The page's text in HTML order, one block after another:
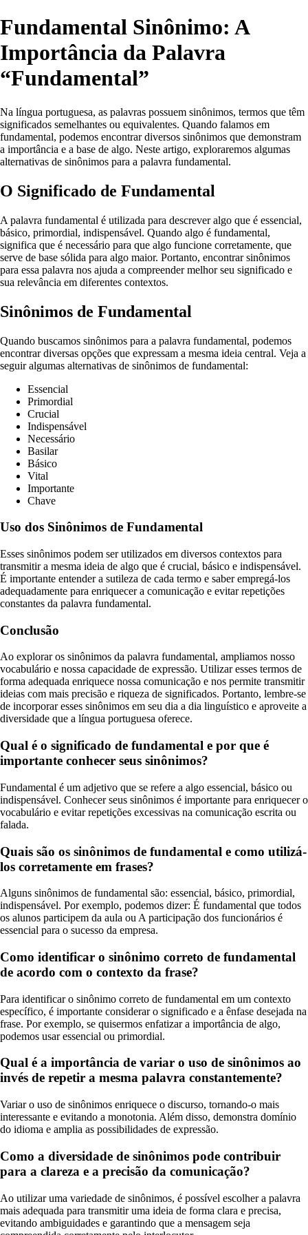
Fundamental Sinônimo: A
Importância da Palavra
“Fundamental”
Na língua portuguesa, as palavras possuem sinônimos, termos que têm
significados semelhantes ou equivalentes. Quando falamos em
fundamental, podemos encontrar diversos sinônimos que demonstram
a importância e a base de algo. Neste artigo, exploraremos algumas
alternativas de sinônimos para a palavra fundamental.
O Significado de Fundamental
A palavra fundamental é utilizada para descrever algo que é essencial,
básico, primordial, indispensável. Quando algo é fundamental,
significa que é necessário para que algo funcione corretamente, que
serve de base sólida para algo maior. Portanto, encontrar sinônimos
para essa palavra nos ajuda a compreender melhor seu significado e
sua relevância em diferentes contextos.
Sinônimos de Fundamental
Quando buscamos sinônimos para a palavra fundamental, podemos
encontrar diversas opções que expressam a mesma ideia central. Veja a
seguir algumas alternativas de sinônimos de fundamental:
Essencial
Primordial
Crucial
Indispensável
Necessário
Basilar
Básico
Vital
Importante
Chave
Uso dos Sinônimos de Fundamental
Esses sinônimos podem ser utilizados em diversos contextos para
transmitir a mesma ideia de algo que é crucial, básico e indispensável.
É importante entender a sutileza de cada termo e saber empregá-los
adequadamente para enriquecer a comunicação e evitar repetições
constantes da palavra fundamental.
Conclusão
Ao explorar os sinônimos da palavra fundamental, ampliamos nosso
vocabulário e nossa capacidade de expressão. Utilizar esses termos de
forma adequada enriquece nossa comunicação e nos permite transmitir
ideias com mais precisão e riqueza de significados. Portanto, lembre-se
de incorporar esses sinônimos em seu dia a dia linguístico e aproveite a
diversidade que a língua portuguesa oferece.
Qual é o significado de fundamental e por que é
importante conhecer seus sinônimos?
Fundamental é um adjetivo que se refere a algo essencial, básico ou
indispensável. Conhecer seus sinônimos é importante para enriquecer o
vocabulário e evitar repetições excessivas na comunicação escrita ou
falada.
Quais são os sinônimos de fundamental e como utilizá-
los corretamente em frases?
Alguns sinônimos de fundamental são: essencial, básico, primordial,
indispensável. Por exemplo, podemos dizer: É fundamental que todos
os alunos participem da aula ou A participação dos funcionários é
essencial para o sucesso da empresa.
Como identificar o sinônimo correto de fundamental
de acordo com o contexto da frase?
Para identificar o sinônimo correto de fundamental em um contexto
específico, é importante considerar o significado e a ênfase desejada na
frase. Por exemplo, se quisermos enfatizar a importância de algo,
podemos usar essencial ou primordial.
Qual é a importância de variar o uso de sinônimos ao
invés de repetir a mesma palavra constantemente?
Variar o uso de sinônimos enriquece o discurso, tornando-o mais
interessante e evitando a monotonia. Além disso, demonstra domínio
do idioma e amplia as possibilidades de expressão.
Como a diversidade de sinônimos pode contribuir
para a clareza e a precisão da comunicação?
Ao utilizar uma variedade de sinônimos, é possível escolher a palavra
mais adequada para transmitir uma ideia de forma clara e precisa,
evitando ambiguidades e garantindo que a mensagem seja